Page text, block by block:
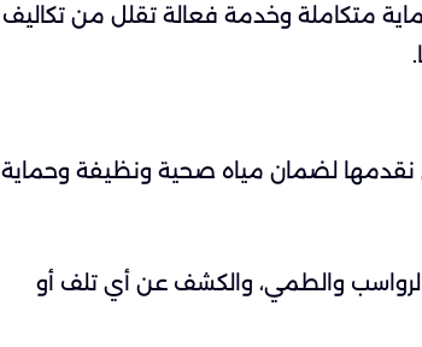
متكاملة وخدمة فعالة تقلل من تكاليف
نقدمها لضمان مياه صحية ونظيفة وحماية
الرواسب والطمي، والكشف عن أي تلف أو